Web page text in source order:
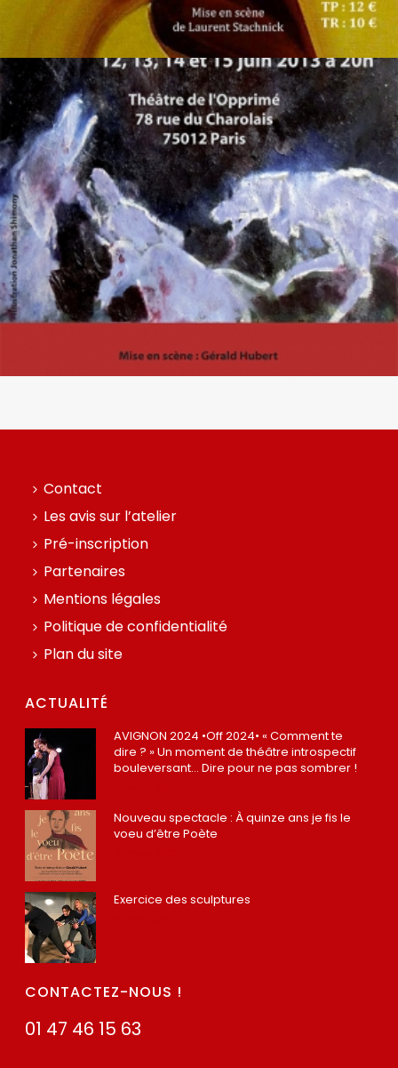
Contact
Les avis sur l’atelier
Pré-inscription
Partenaires
Mentions légales
Politique de confidentialité
Plan du site
ACTUALITÉ
AVIGNON 2024 •Off 2024• « Comment te
dire ? » Un moment de théâtre introspectif
bouleversant… Dire pour ne pas sombrer !
Nouveau spectacle : À quinze ans je fis le
voeu d’être Poète
Exercice des sculptures
CONTACTEZ-NOUS !
01 47 46 15 63